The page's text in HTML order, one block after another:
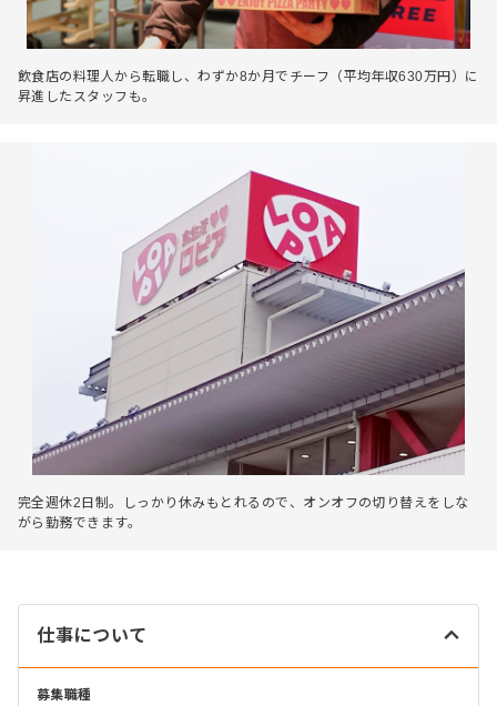
飲食店の料理人から転職し、わずか8か月でチーフ（平均年収630万円）に
昇進したスタッフも。
完全週休2日制。しっかり休みもとれるので、オンオフの切り替えをしな
がら勤務できます。
仕事について
募集職種